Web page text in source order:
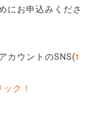
にお申込みくださ
カウントのSNS(t
ク！